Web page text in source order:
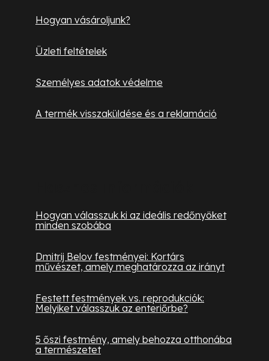
Hogyan vásároljunk?
Üzleti feltételek
Személyes adatok védelme
A termék visszaküldése és a reklamáció
Hogyan válasszuk ki az ideális redőnyöket
minden szobába
Dmitrij Belov festményei: Kortárs
művészet, amely meghatározza az irányt
Festett festmények vs. reprodukciók:
Melyiket válasszuk az enteriőrbe?
5 őszi festmény, amely behozza otthonába
a természetet